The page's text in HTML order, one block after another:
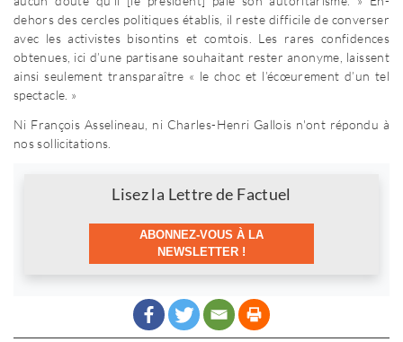
dehors des cercles politiques établis, il reste difficile de converser
avec les activistes bisontins et comtois. Les rares confidences
obtenues, ici d’une partisane souhaitant rester anonyme, laissent
ainsi seulement transparaître « le choc et l’écœurement d’un tel
spectacle. »
Ni François Asselineau, ni Charles-Henri Gallois n'ont répondu à
nos sollicitations.
Lisez la Lettre de Factuel
ABONNEZ-VOUS À LA
NEWSLETTER !